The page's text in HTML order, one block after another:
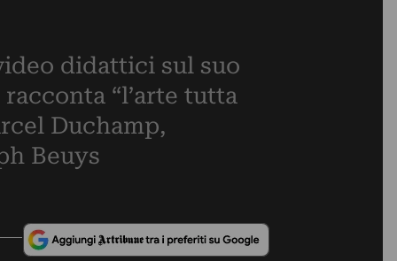
didattici sul suo
“l’arte tutta
Duchamp,
Beuys